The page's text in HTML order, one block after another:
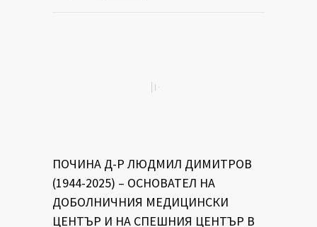
ПОЧИНА Д-Р ЛЮДМИЛ ДИМИТРОВ
(1944-2025) – ОСНОВАТЕЛ НА
ДОБОЛНИЧНИЯ МЕДИЦИНСКИ
ЦЕНТЪР И НА СПЕШНИЯ ЦЕНТЪР В